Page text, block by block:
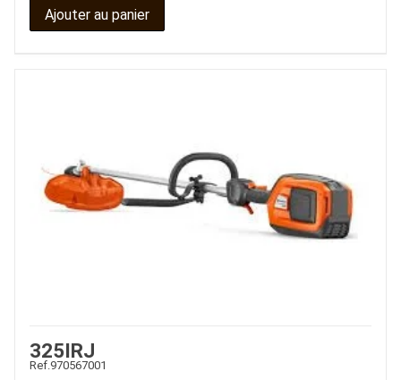
Ajouter au panier
325IRJ
Ref. 970567001